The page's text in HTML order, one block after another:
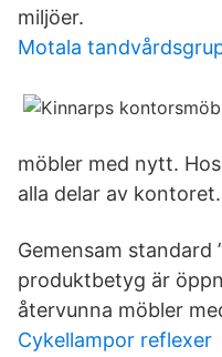
miljöer.
Motala
möbler med nytt.
alla delar av kontoret.
Gemensam standard
produktbetyg är
återvunna möbler
Cykellampor reflexer